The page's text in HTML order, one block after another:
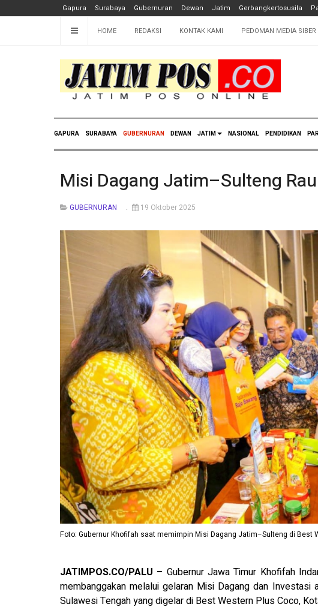
Gapura Surabaya Gubernuran Dewan Jatim Gerbangkertosusila
HOME REDAKSI KONTAK KAMI PEDOMAN MEDIA SIBER
GAPURA SURABAYA GUBERNURAN DEWAN JATIM NASIONAL PENDIDIKAN
Misi Dagang Jatim–Sulteng
GUBERNURAN 19 Oktober 2025
Foto: Gubernur Khofifah saat memimpin Misi Dagang Jatim–Sulteng di Best
JATIMPOS.CO/PALU – Gubernur Jawa Timur Khofifah
membanggakan melalui gelaran Misi Dagang dan Investasi
Sulawesi Tengah yang digelar di Best Western Plus Coco,